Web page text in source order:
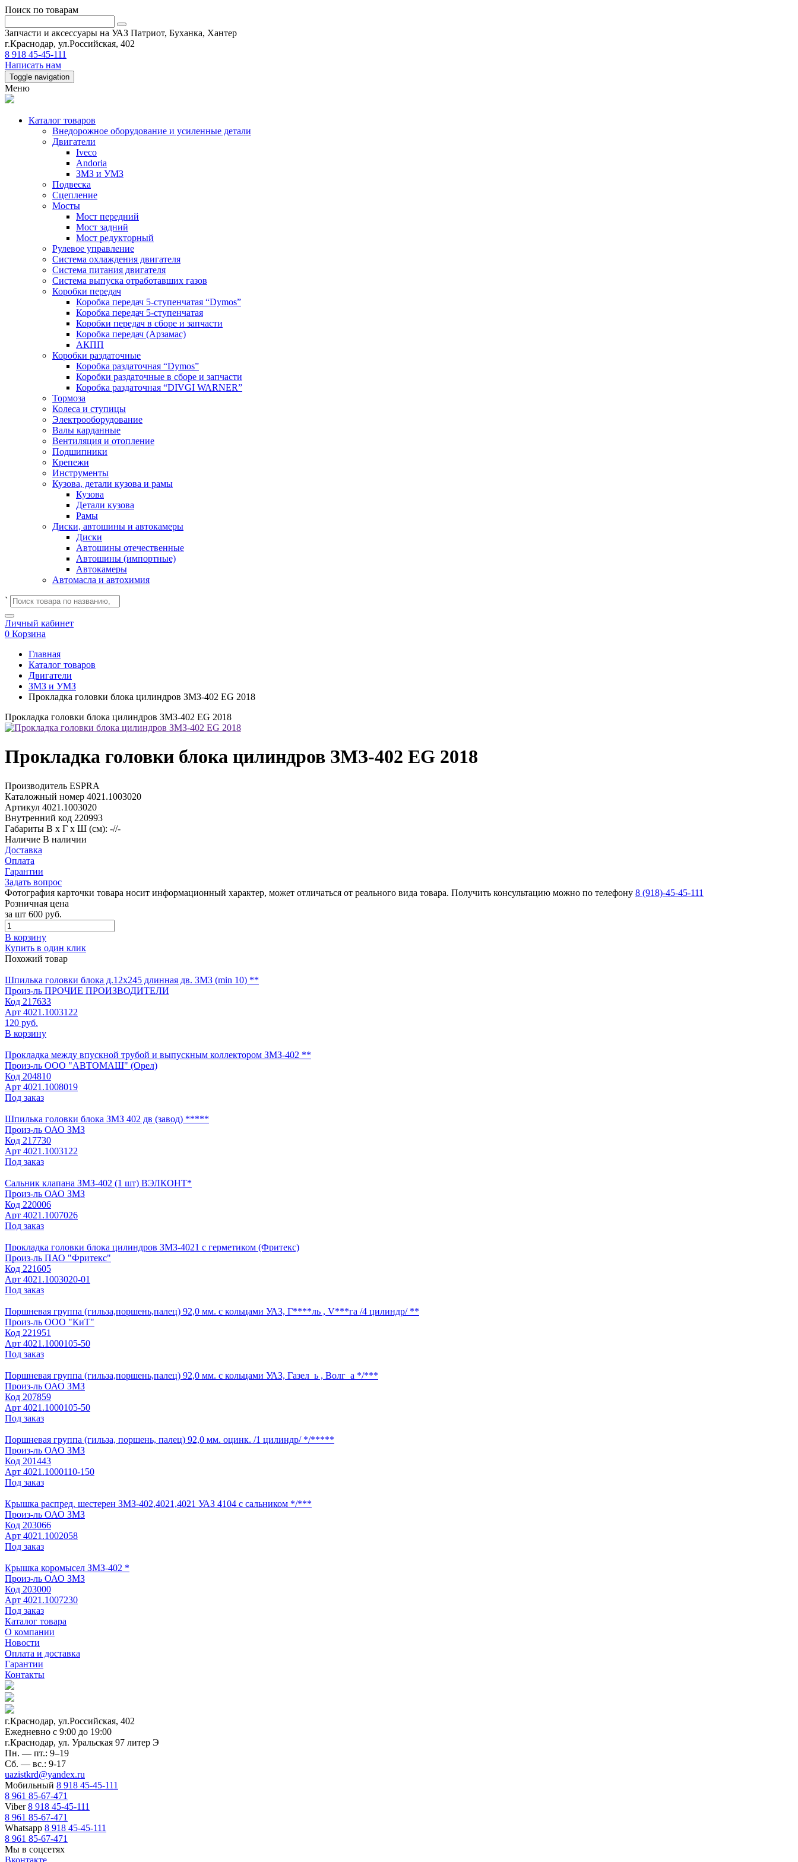
Поиск по товарам
Запчасти и аксессуары на УАЗ Патриот, Буханка, Хантер
г.Краснодар, ул.Российская, 402
8 918 45-45-111
Написать нам
Toggle navigation
Меню
Каталог товаров
Внедорожное оборудование и усиленные детали
Двигатели
Iveco
Andoria
ЗМЗ и УМЗ
Подвеска
Сцепление
Мосты
Мост передний
Мост задний
Мост редукторный
Рулевое управление
Система охлаждения двигателя
Система питания двигателя
Система выпуска отработавших газов
Коробки передач
Коробка передач 5-ступенчатая “Dymos”
Коробка передач 5-ступенчатая
Коробки передач в сборе и запчасти
Коробка передач (Арзамас)
АКПП
Коробки раздаточные
Коробка раздаточная “Dymos”
Коробки раздаточные в сборе и запчасти
Коробка раздаточная “DIVGI WARNER”
Тормоза
Колеса и ступицы
Электрооборудование
Валы карданные
Вентиляция и отопление
Подшипники
Крепежи
Инструменты
Кузова, детали кузова и рамы
Кузова
Детали кузова
Рамы
Диски, автошины и автокамеры
Диски
Автошины отечественные
Автошины (импортные)
Автокамеры
Автомасла и автохимия
`
Личный кабинет
0 Корзина
Главная
Каталог товаров
Двигатели
ЗМЗ и УМЗ
Прокладка головки блока цилиндров ЗМЗ-402 EG 2018
Прокладка головки блока цилиндров ЗМЗ-402 EG 2018
Прокладка головки блока цилиндров ЗМЗ-402 EG 2018
Производитель ESPRA
Каталожный номер 4021.1003020
Артикул 4021.1003020
Внутренний код 220993
Габариты В х Г х Ш (см): -//-
Наличие В наличии
Доставка
Оплата
Гарантии
Задать вопрос
Фотография карточки товара носит информационный характер, может отличаться от реального вида товара. Получить консультацию можно по телефону 8 (918)-45-45-111
Розничная цена
за шт 600 руб.
В корзину
Купить в один клик
Похожий товар
Шпилька головки блока д.12х245 длинная дв. ЗМЗ (min 10) **
Произ-ль ПРОЧИЕ ПРОИЗВОДИТЕЛИ
Код 217633
Арт 4021.1003122
120 руб.
В корзину
Прокладка между впускной трубой и выпускным коллектором ЗМЗ-402 **
Произ-ль ООО "АВТОМАШ" (Орел)
Код 204810
Арт 4021.1008019
Под заказ
Шпилька головки блока ЗМЗ 402 дв (завод) *****
Произ-ль ОАО ЗМЗ
Код 217730
Арт 4021.1003122
Под заказ
Сальник клапана ЗМЗ-402 (1 шт) ВЭЛКОНТ*
Произ-ль ОАО ЗМЗ
Код 220006
Арт 4021.1007026
Под заказ
Прокладка головки блока цилиндров ЗМЗ-4021 с герметиком (Фритекс)
Произ-ль ПАО "Фритекс"
Код 221605
Арт 4021.1003020-01
Под заказ
Поршневая группа (гильза,поршень,палец) 92,0 мм. с кольцами УАЗ, Г****ль , V***га /4 цилиндр/ **
Произ-ль ООО "КиТ"
Код 221951
Арт 4021.1000105-50
Под заказ
Поршневая группа (гильза,поршень,палец) 92,0 мм. с кольцами УАЗ, Газел_ь , Волг_а */***
Произ-ль ОАО ЗМЗ
Код 207859
Арт 4021.1000105-50
Под заказ
Поршневая группа (гильза, поршень, палец) 92,0 мм. оцинк. /1 цилиндр/ */*****
Произ-ль ОАО ЗМЗ
Код 201443
Арт 4021.1000110-150
Под заказ
Крышка распред. шестерен ЗМЗ-402,4021,4021 УАЗ 4104 с сальником */***
Произ-ль ОАО ЗМЗ
Код 203066
Арт 4021.1002058
Под заказ
Крышка коромысел ЗМЗ-402 *
Произ-ль ОАО ЗМЗ
Код 203000
Арт 4021.1007230
Под заказ
Каталог товара
О компании
Новости
Оплата и доставка
Гарантии
Контакты
г.Краснодар, ул.Российская, 402
Ежедневно c 9:00 до 19:00
г.Краснодар, ул. Уральская 97 литер Э
Пн. — пт.: 9–19
Сб. — вс.: 9-17
uazistkrd@yandex.ru
Мобильный 8 918 45-45-111
8 961 85-67-471
Viber8 918 45-45-111
8 961 85-67-471
Whatsapp 8 918 45-45-111
8 961 85-67-471
Мы в соцсетях
Вконтакте